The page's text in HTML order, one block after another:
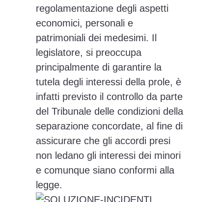
regolamentazione degli aspetti
economici, personali e
patrimoniali dei medesimi. Il
legislatore, si preoccupa
principalmente di garantire la
tutela degli interessi della prole, è
infatti previsto il controllo da parte
del Tribunale delle condizioni della
separazione concordate, al fine di
assicurare che gli accordi presi
non ledano gli interessi dei minori
e comunque siano conformi alla
legge.